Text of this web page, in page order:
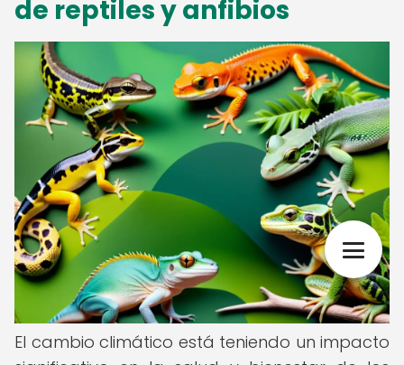
de reptiles y anfibios
El cambio climático está teniendo un impacto